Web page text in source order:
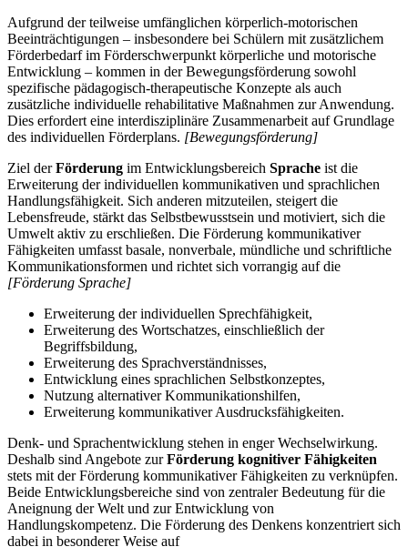
Aufgrund der teilweise umfänglichen körperlich-motorischen
Beeinträchtigungen – insbesondere bei Schülern mit zusätzlichem
Förderbedarf im Förderschwerpunkt körperliche und motorische
Entwicklung – kommen in der Bewegungsförderung sowohl
spezifische pädagogisch-therapeutische Konzepte als auch
zusätzliche individuelle rehabilitative Maßnahmen zur Anwendung.
Dies erfordert eine interdisziplinäre Zusammenarbeit auf Grundlage
des individuellen Förderplans. [Bewegungsförderung]
Ziel derFörderung im Entwicklungsbereich Sprache ist die
Erweiterung der individuellen kommunikativen und sprachlichen
Handlungsfähigkeit. Sich anderen mitzuteilen, steigert die
Lebensfreude, stärkt das Selbstbewusstsein und motiviert, sich die
Umwelt aktiv zu erschließen. Die Förderung kommunikativer
Fähigkeiten umfasst basale, nonverbale, mündliche und schriftliche
Kommunikationsformen und richtet sich vorrangig auf die
[Förderung Sprache]
Erweiterung der individuellen Sprechfähigkeit,
Erweiterung des Wortschatzes, einschließlich der
Begriffsbildung,
Erweiterung des Sprachverständnisses,
Entwicklung eines sprachlichen Selbstkonzeptes,
Nutzung alternativer Kommunikationshilfen,
Erweiterung kommunikativer Ausdrucksfähigkeiten.
Denk- und Sprachentwicklung stehen in enger Wechselwirkung.
Deshalb sind Angebote zurFörderung kognitiver Fähigkeiten
stets mit der Förderung kommunikativer Fähigkeiten zu verknüpfen.
Beide Entwicklungsbereiche sind von zentraler Bedeutung für die
Aneignung der Welt und zur Entwicklung von
Handlungskompetenz. Die Förderung des Denkens konzentriert sich
dabei in besonderer Weise auf